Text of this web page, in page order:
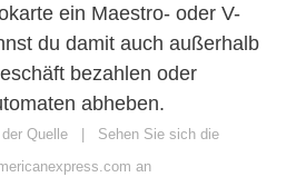
ein Maestro- oder V-
du damit auch außerhalb
bezahlen oder
abheben.
Quelle | Sehen Sie sich die
an